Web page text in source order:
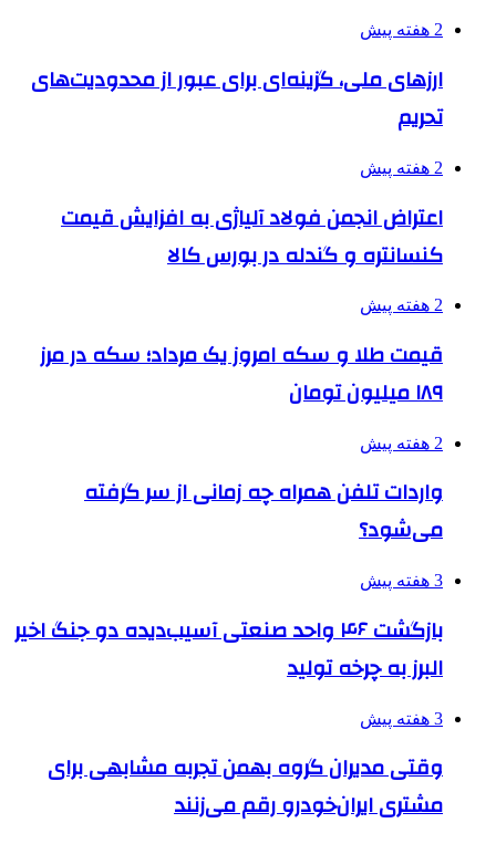
2 هفته پیش
ارزهای ملی، گزینه‌ای برای عبور از محدودیت‌های
تحریم
2 هفته پیش
اعتراض انجمن فولاد آلیاژی به افزایش قیمت
کنسانتره و گندله در بورس کالا
2 هفته پیش
قیمت طلا و سکه امروز یک مرداد؛ سکه در مرز
۱۸۹ میلیون تومان
2 هفته پیش
واردات تلفن همراه چه زمانی از سر گرفته
می‌شود؟
3 هفته پیش
بازگشت ۴۶ واحد صنعتی آسیب‌دیده دو جنگ اخیر
البرز به چرخه تولید
3 هفته پیش
وقتی مدیران گروه بهمن تجربه مشابهی برای
مشتری ایران‌خودرو رقم می‌زنند